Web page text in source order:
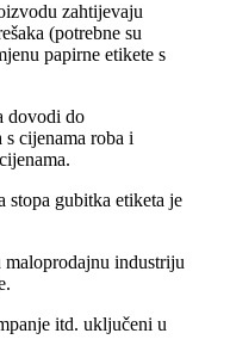
zahtijevaju
(potrebne su
papirne etikete s
dovodi do
cijenama roba i
stopa gubitka etiketa je
industriju
itd. uključeni u